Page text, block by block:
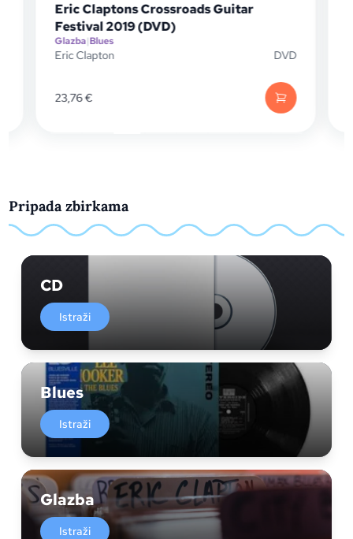
Eric Claptons Crossroads Guitar
Festival 2019 (DVD)
Glazba|Blues
Eric Clapton DVD
23,76€
Pripada zbirkama
CD
Istraži
Blues
Istraži
Glazba
Istraži